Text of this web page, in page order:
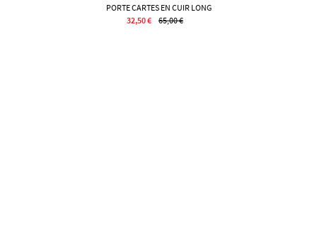
PORTE CARTES EN CUIR LONG
32,50 €
65,00 €